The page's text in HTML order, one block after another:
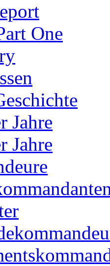
One
Jahre
Jahre